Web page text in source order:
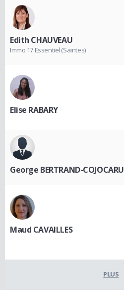
Edith CHAUVEAU
Immo 17 Essentiel (Saintes)
Elise RABARY
George BERTRAND-COJOCARU
Maud CAVAILLES
PLUS